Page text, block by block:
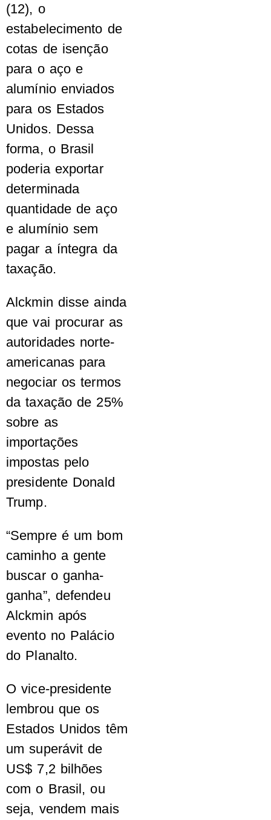
(12), o
estabelecimento de
cotas de isenção
para o aço e
alumínio enviados
para os Estados
Unidos. Dessa
forma, o Brasil
poderia exportar
determinada
quantidade de aço
e alumínio sem
pagar a íntegra da
taxação.
Alckmin disse ainda
que vai procurar as
autoridades norte-
americanas para
negociar os termos
da taxação de 25%
sobre as
importações
impostas pelo
presidente Donald
Trump.
“Sempre é um bom
caminho a gente
buscar o ganha-
ganha”, defendeu
Alckmin após
evento no Palácio
do Planalto.
O vice-presidente
lembrou que os
Estados Unidos têm
um superávit de
US$ 7,2 bilhões
com o Brasil, ou
seja, vendem mais